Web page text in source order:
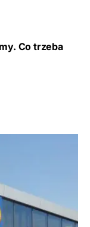
Co trzeba